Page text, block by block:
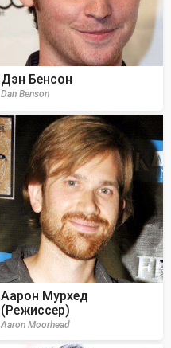
Дэн Бенсон
Dan Benson
Аарон Мурхед
(Режиссер)
Aaron Moorhead